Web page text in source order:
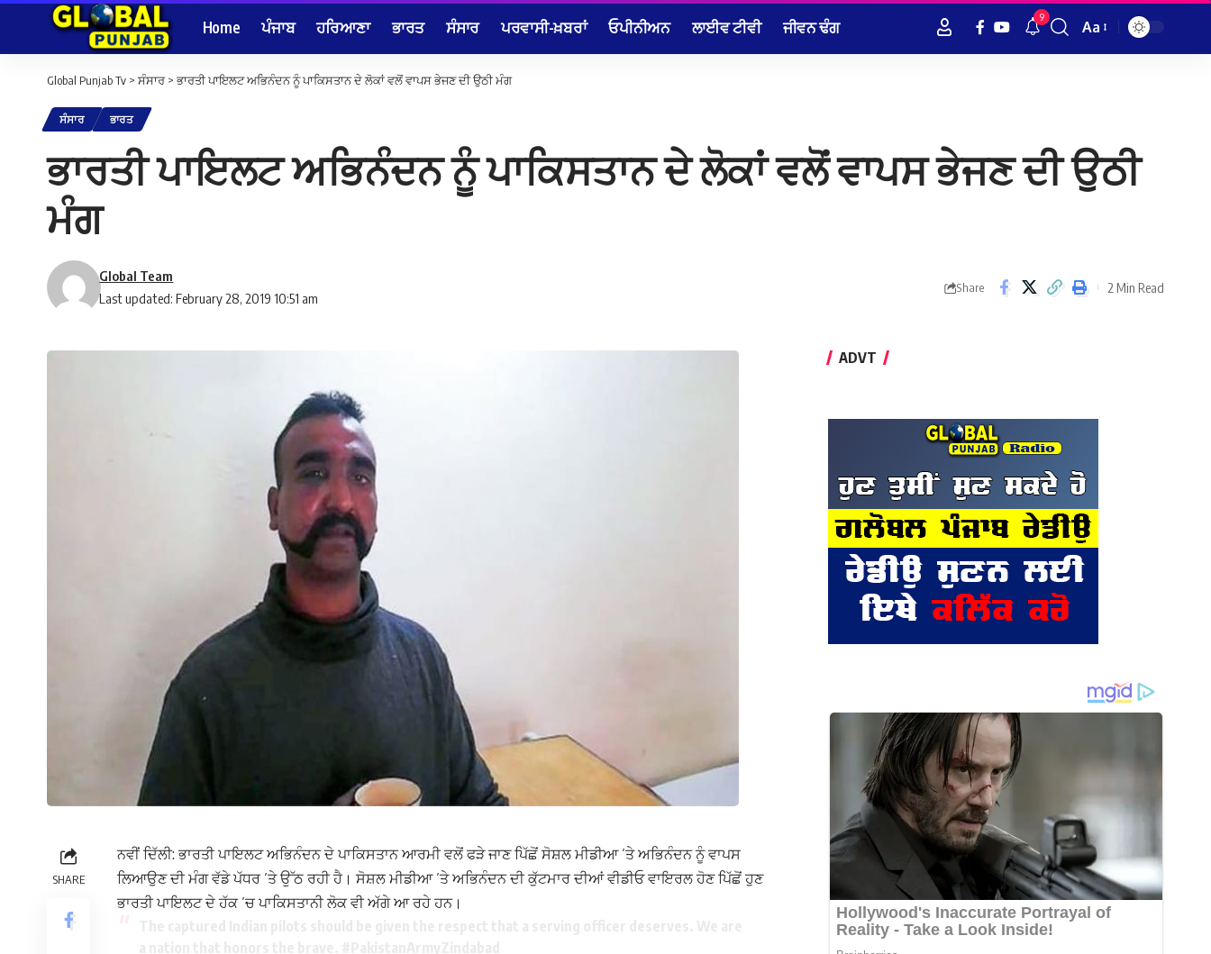
Home ਪੰਜਾਬ ਹਰਿਆਣਾ ਭਾਰਤ ਸੰਸਾਰ ਪਰਵਾਸੀ-ਖ਼ਬਰਾਂ ਓਪੀਨੀਅਨ ਲਾਈਵ ਟੀਵੀ ਜੀਵਨ ਢੰਗ 9
Font
Aa
Global Punjab Tv > ਸੰਸਾਰ> ਭਾਰਤੀ ਪਾਇਲਟ ਅਭਿਨੰਦਨ ਨੂੰ ਪਾਕਿਸਤਾਨ ਦੇ ਲੋਕਾਂ ਵਲੋਂ ਵਾਪਸ ਭੇਜਣ ਦੀ ਉਠੀ ਮੰਗ
ਸੰਸਾਰ ਭਾਰਤ
ਭਾਰਤੀ ਪਾਇਲਟ ਅਭਿਨੰਦਨ ਨੂੰ ਪਾਕਿਸਤਾਨ ਦੇ ਲੋਕਾਂ ਵਲੋਂ ਵਾਪਸ ਭੇਜਣ ਦੀ ਉਠੀ
ਮੰਗ
Last updated: February 28, 2019 10:51 am
Global Team
Share 2 Min Read
SHARE
ਨਵੀਂ ਦਿੱਲੀ: ਭਾਰਤੀ ਪਾਇਲਟ ਅਭਿਨੰਦਨ ਦੇ ਪਾਕਿਸਤਾਨ ਆਰਮੀ ਵਲੋਂ ਫੜੇ ਜਾਣ ਪਿੱਛੋਂ ਸੋਸ਼ਲ ਮੀਡੀਆ ’ਤੇ ਅਭਿਨੰਦਨ ਨੂੰ ਵਾਪਸ
ਲਿਆਉਣ ਦੀ ਮੰਗ ਵੱਡੇ ਪੱਧਰ ’ਤੇ ਉੱਠ ਰਹੀ ਹੈ। ਸੋਸ਼ਲ ਮੀਡੀਆ ’ਤੇ ਅਭਿਨੰਦਨ ਦੀ ਕੁੱਟਮਾਰ ਦੀਆਂ ਵੀਡੀਓ ਵਾਇਰਲ ਹੋਣ ਪਿੱਛੋਂ ਹੁਣ
ਭਾਰਤੀ ਪਾਇਲਟ ਦੇ ਹੱਕ ’ਚ ਪਾਕਿਸਤਾਨੀ ਲੋਕ ਵੀ ਅੱਗੇ ਆ ਰਹੇ ਹਨ।
ADVT